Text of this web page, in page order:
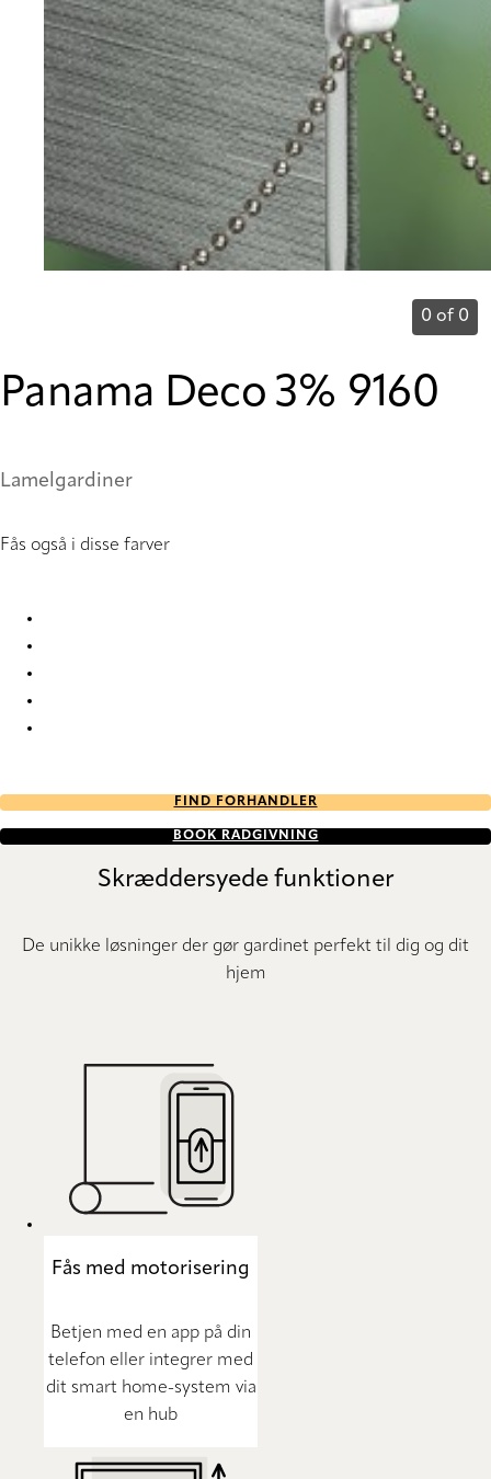
0 of 0
Panama Deco 3% 9160
Lamelgardiner
Fås også i disse farver
FIND FORHANDLER
BOOK RÅDGIVNING
Skræddersyede funktioner
De unikke løsninger der gør gardinet perfekt til dig og dit
hjem
Fås med motorisering
Betjen med en app på din
telefon eller integrer med
dit smart home-system via
en hub